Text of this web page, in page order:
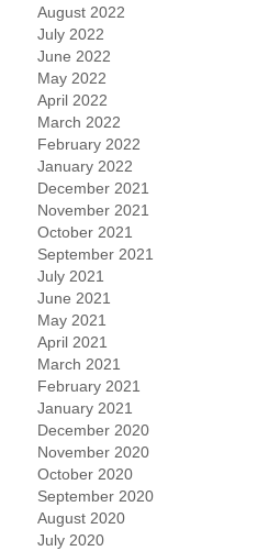
August 2022
July 2022
June 2022
May 2022
April 2022
March 2022
February 2022
January 2022
December 2021
November 2021
October 2021
September 2021
July 2021
June 2021
May 2021
April 2021
March 2021
February 2021
January 2021
December 2020
November 2020
October 2020
September 2020
August 2020
July 2020